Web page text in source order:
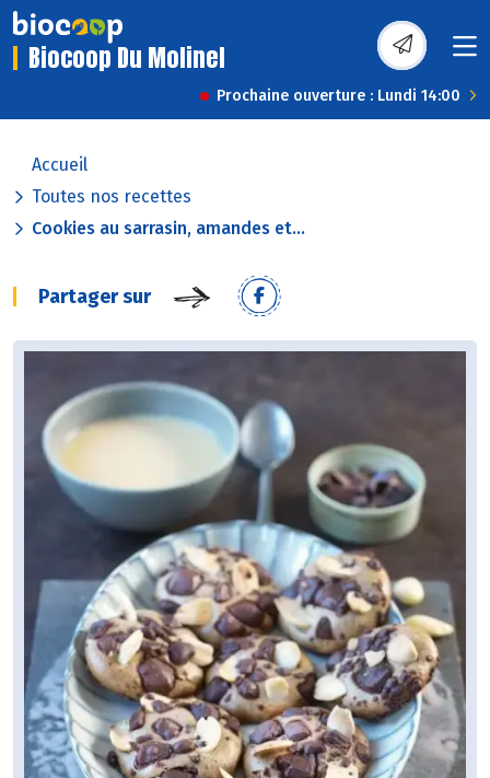
Biocoop Du Molinel
Prochaine ouverture : Lundi 14:00
Accueil
Toutes nos recettes
Cookies au sarrasin, amandes et...
Partager sur